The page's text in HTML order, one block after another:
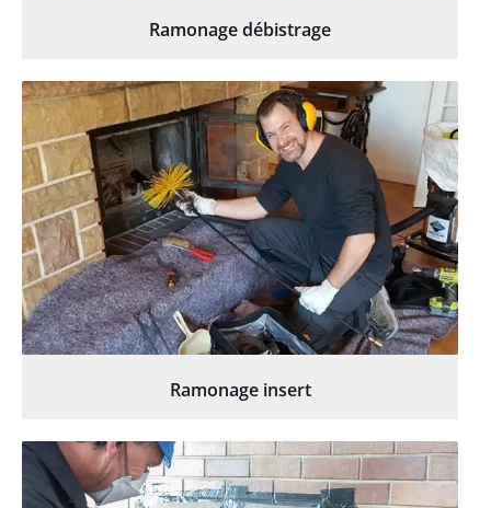
Ramonage débistrage
Ramonage insert